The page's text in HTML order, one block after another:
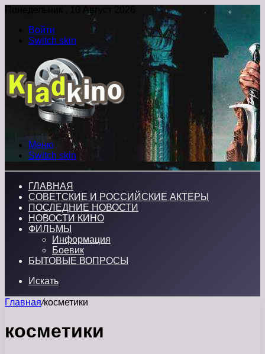
Понедельник , 10 Август 2026
Войти
Switch skin
Меню
Switch skin
ГЛАВНАЯ
СОВЕТСКИЕ И РОССИЙСКИЕ АКТЕРЫ
ПОСЛЕДНИЕ НОВОСТИ
НОВОСТИ КИНО
ФИЛЬМЫ
Информация
Боевик
БЫТОВЫЕ ВОПРОСЫ
Искать
Главная/косметики
косметики